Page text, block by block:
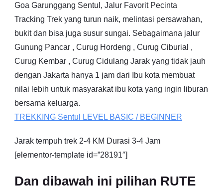
Goa Garunggang Sentul, Jalur Favorit Pecinta
Tracking Trek yang turun naik, melintasi persawahan,
bukit dan bisa juga susur sungai. Sebagaimana jalur
Gunung Pancar , Curug Hordeng , Curug Ciburial ,
Curug Kembar , Curug Cidulang Jarak yang tidak jauh
dengan Jakarta hanya 1 jam dari Ibu kota membuat
nilai lebih untuk masyarakat ibu kota yang ingin liburan
bersama keluarga.
TREKKING Sentul LEVEL BASIC / BEGINNER
Jarak tempuh trek 2-4 KM Durasi 3-4 Jam
[elementor-template id=”28191″]
Dan dibawah ini pilihan RUTE